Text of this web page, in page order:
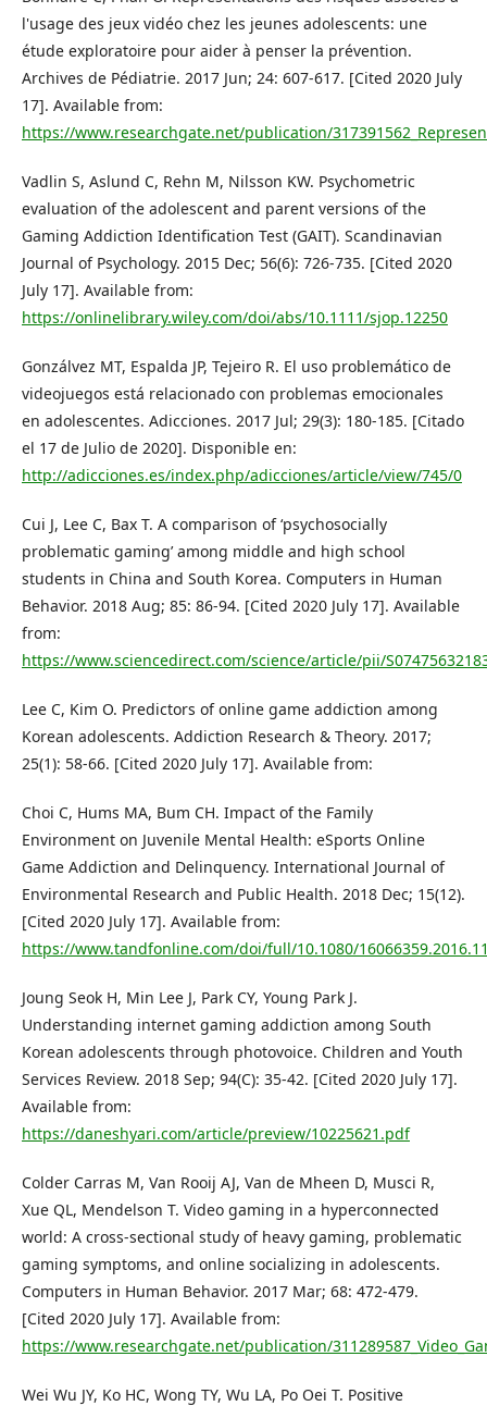
l'usage des jeux vidéo chez les jeunes adolescents: une
étude exploratoire pour aider à penser la prévention.
Archives de Pédiatrie. 2017 Jun; 24: 607-617. [Cited 2020 July
17]. Available from:
https://www.researchgate.net/publication/
Vadlin S, Aslund C, Rehn M, Nilsson KW. Psychometric
evaluation of the adolescent and parent versions of the
Gaming Addiction Identification Test (GAIT). Scandinavian
Journal of Psychology. 2015 Dec; 56(6): 726-735. [Cited 2020
July 17]. Available from:
https://onlinelibrary.wiley.com/doi/abs/10.1111/sjop.12250
Gonzálvez MT, Espalda JP, Tejeiro R. El uso problemático de
videojuegos está relacionado con problemas emocionales
en adolescentes. Adicciones. 2017 Jul; 29(3): 180-185. [Citado
el 17 de Julio de 2020]. Disponible en:
http://adicciones.es/index.php/adicciones/article/view/745/0
Cui J, Lee C, Bax T. A comparison of ‘psychosocially
problematic gaming’ among middle and high school
students in China and South Korea. Computers in Human
Behavior. 2018 Aug; 85: 86-94. [Cited 2020 July 17]. Available
from:
https://www.sciencedirect.com/science/article/pii/
Lee C, Kim O. Predictors of online game addiction among
Korean adolescents. Addiction Research & Theory. 2017;
25(1): 58-66. [Cited 2020 July 17]. Available from:
Choi C, Hums MA, Bum CH. Impact of the Family
Environment on Juvenile Mental Health: eSports Online
Game Addiction and Delinquency. International Journal of
Environmental Research and Public Health. 2018 Dec; 15(12).
[Cited 2020 July 17]. Available from:
https://www.tandfonline.com/doi/full/10.1080/
Joung Seok H, Min Lee J, Park CY, Young Park J.
Understanding internet gaming addiction among South
Korean adolescents through photovoice. Children and Youth
Services Review. 2018 Sep; 94(C): 35-42. [Cited 2020 July 17].
Available from:
https://daneshyari.com/article/preview/10225621.pdf
Colder Carras M, Van Rooij AJ, Van de Mheen D, Musci R,
Xue QL, Mendelson T. Video gaming in a hyperconnected
world: A cross-sectional study of heavy gaming, problematic
gaming symptoms, and online socializing in adolescents.
Computers in Human Behavior. 2017 Mar; 68: 472-479.
[Cited 2020 July 17]. Available from:
https://www.researchgate.net/publication/
Wei Wu JY, Ko HC, Wong TY, Wu LA, Po Oei T. Positive